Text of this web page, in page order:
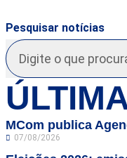
Pesquisar notícias
MCom publica
07/08/2026